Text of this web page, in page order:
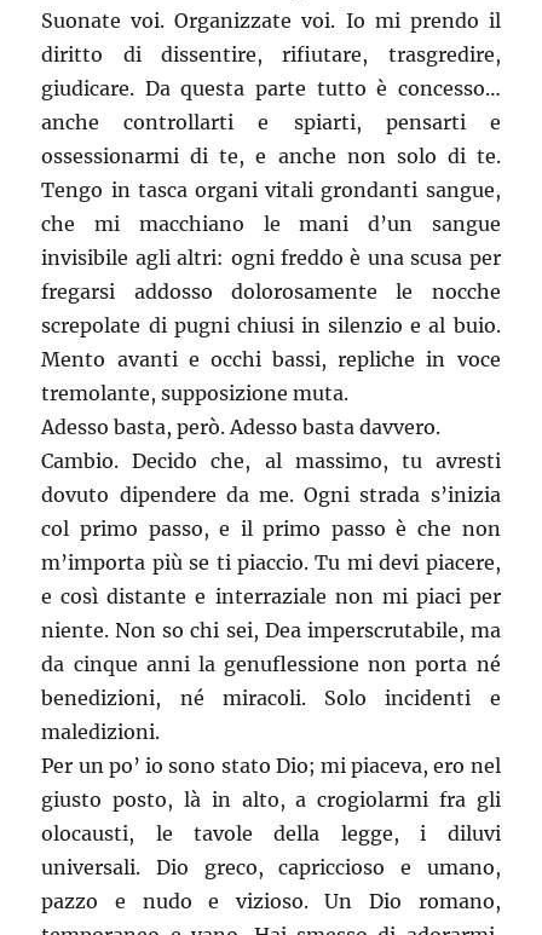
Suonate voi. Organizzate voi. Io mi prendo il
diritto di dissentire, rifiutare, trasgredire,
giudicare. Da questa parte tutto è concesso…
anche controllarti e spiarti, pensarti e
ossessionarmi di te, e anche non solo di te.
Tengo in tasca organi vitali grondanti sangue,
che mi macchiano le mani d’un sangue
invisibile agli altri: ogni freddo è una scusa per
fregarsi addosso dolorosamente le nocche
screpolate di pugni chiusi in silenzio e al buio.
Mento avanti e occhi bassi, repliche in voce
tremolante, supposizione muta.
Adesso basta, però. Adesso basta davvero.
Cambio. Decido che, al massimo, tu avresti
dovuto dipendere da me. Ogni strada s’inizia
col primo passo, e il primo passo è che non
m’importa più se ti piaccio. Tu mi devi piacere,
e così distante e interraziale non mi piaci per
niente. Non so chi sei, Dea imperscrutabile, ma
da cinque anni la genuflessione non porta né
benedizioni, né miracoli. Solo incidenti e
maledizioni.
Per un po’ io sono stato Dio; mi piaceva, ero nel
giusto posto, là in alto, a crogiolarmi fra gli
olocausti, le tavole della legge, i diluvi
universali. Dio greco, capriccioso e umano,
pazzo e nudo e vizioso. Un Dio romano,